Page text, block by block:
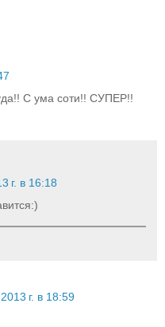
С ума соти!! СУПЕР!!
г. в 16:18
г. в 18:59